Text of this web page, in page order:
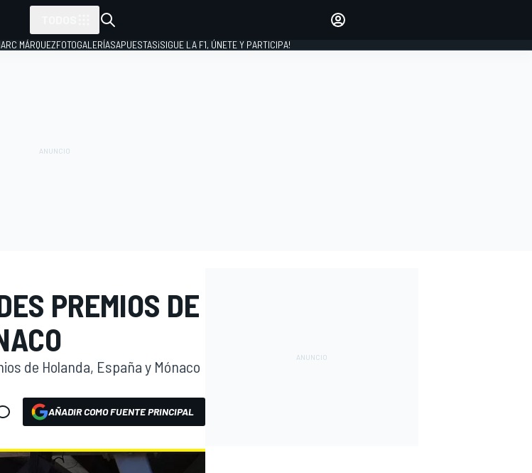
MÁRQUEZFOTOGALERÍASAPUESTAS¡SIGUE LA F1, ÚNETE Y PARTICIPA!
PREMIOS DE
de Holanda, España y Mónaco
AÑADIR COMO FUENTE PRINCIPAL